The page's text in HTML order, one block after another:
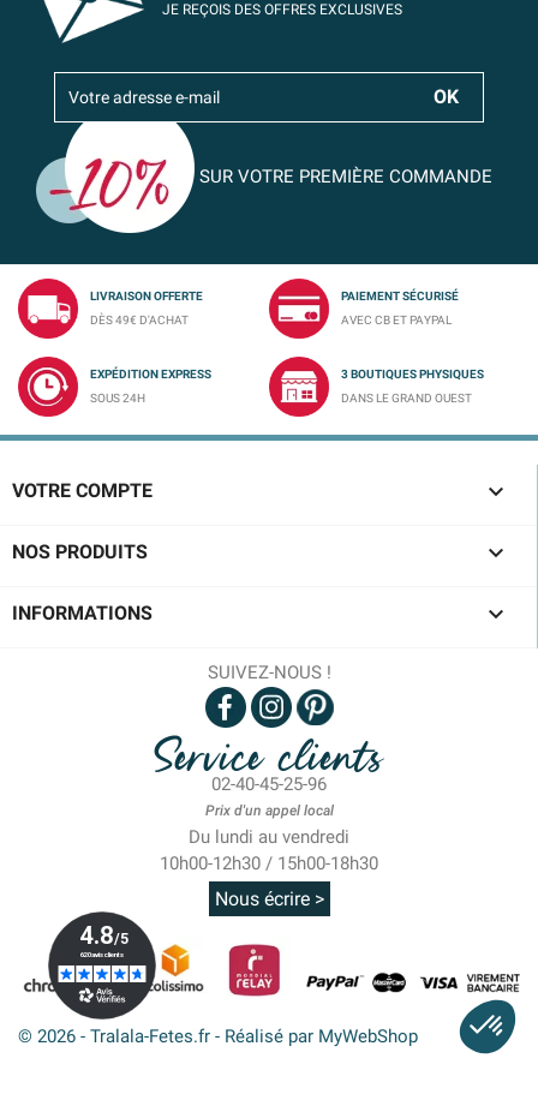
JE REÇOIS DES OFFRES EXCLUSIVES
SUR VOTRE PREMIÈRE COMMANDE
LIVRAISON OFFERTE
DÈS 49€ D'ACHAT
PAIEMENT SÉCURISÉ
AVEC CB ET PAYPAL
EXPÉDITION EXPRESS
SOUS 24H
3 BOUTIQUES PHYSIQUES
DANS LE GRAND OUEST
VOTRE COMPTE 
NOS PRODUITS 
INFORMATIONS 
SUIVEZ-NOUS !
Service clients
02-40-45-25-96
Prix d'un appel local
Du lundi au vendredi
10h00-12h30 / 15h00-18h30
Nous écrire >
© 2026 - Tralala-Fetes.fr - Réalisé par MyWebShop